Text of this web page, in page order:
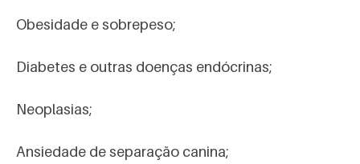
Obesidade e sobrepeso;
Diabetes e outras doenças endócrinas;
Neoplasias;
Ansiedade de separação canina;